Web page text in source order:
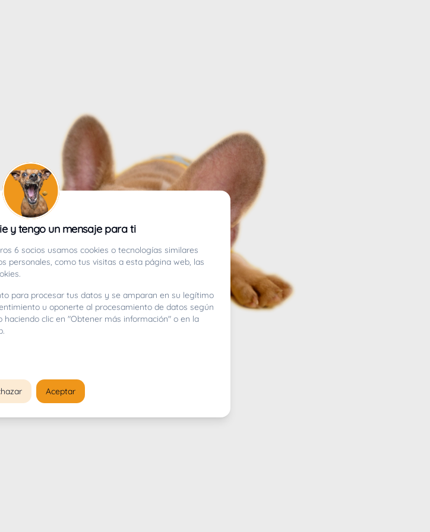
y tengo un mensaje para ti
6 socios usamos cookies o tecnologías similares
personales, como tus visitas a esta página web, las
para procesar tus datos y se amparan en su legítimo
u oponerte al procesamiento de datos según
clic en "Obtener más información" o en la
Aceptar